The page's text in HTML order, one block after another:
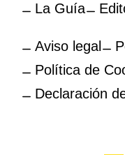
La Guía
Aviso legal
Política de
Declaración